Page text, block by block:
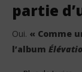
partie
Oui. « Comme
l’album